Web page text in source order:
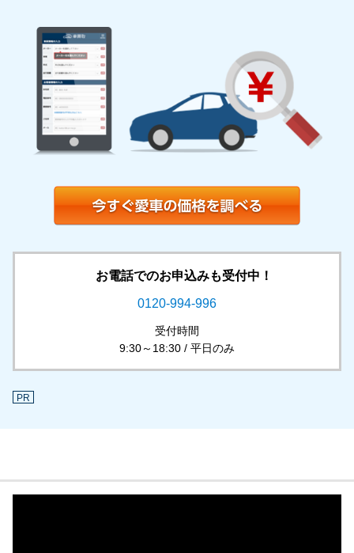
お電話でのお申込みも受付中！
0120-994-996
受付時間
9:30～18:30 / 平日のみ
PR